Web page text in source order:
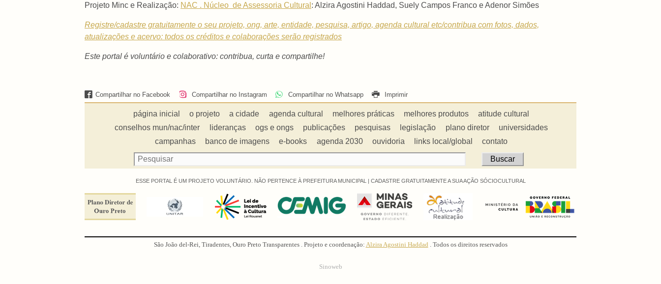
Projeto Minc e Realização: NAC . Núcleo de Assessoria Cultural : Alzira Agostini Haddad, Suely Campos Franco e Adenor Simões
Registre/cadastre gratuitamente o seu projeto, ong, arte, entidade, pesquisa, artigo, agenda cultural etc/contribua com fotos, dados,
atualizações e acervo: todos os créditos e colaborações serão registrados
Este portal é voluntário e colaborativo: contribua, curta e compartilhe!
Compartilhar no Facebook Compartilhar no Instagram Compartilhar no Whatsapp Imprimir
página inicial o projeto a cidade agenda cultural melhores práticas melhores produtos
atitude cultural
conselhos mun/nac/inter
lideranças ogs e ongs publicações pesquisas legislação plano diretor
universidades
campanhas
banco de imagens e-books agenda 2030 ouvidoria links local/global contato
ESSE PORTAL É UM PROJETO VOLUNTÁRIO. NÃO PERTENCE À PREFEITURA MUNICIPAL | CADASTRE GRATUITAMENTE A SUA AÇÃO SÓCIOCULTURAL
São João del-Rei, Tiradentes, Ouro Preto Transparentes . Projeto e coordenação: Alzira Agostini Haddad . Todos os direitos reservados
Sinoweb